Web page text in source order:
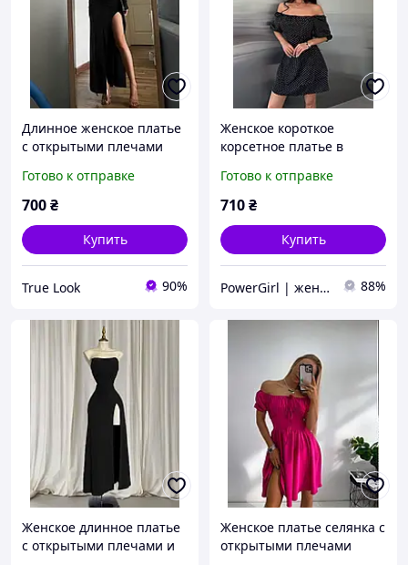
Длинное женское платье
с открытыми плечами
рукавом
Готово к отправке
700₴
Купить
True Look 90%
Женское короткое
корсетное платье в
шнуровке-завязках с
открытыми плечами
Готово к отправке
710₴
Купить
PowerGirl | женская одежда 88%
Женское длинное платье
с открытыми плечами и
Женское платье селянка с
открытыми плечами